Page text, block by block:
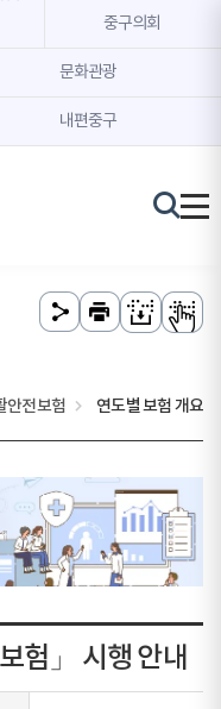
중구의회
문화관광
내편중구
안전보험 연도별 보험 개요
험」 시행 안내